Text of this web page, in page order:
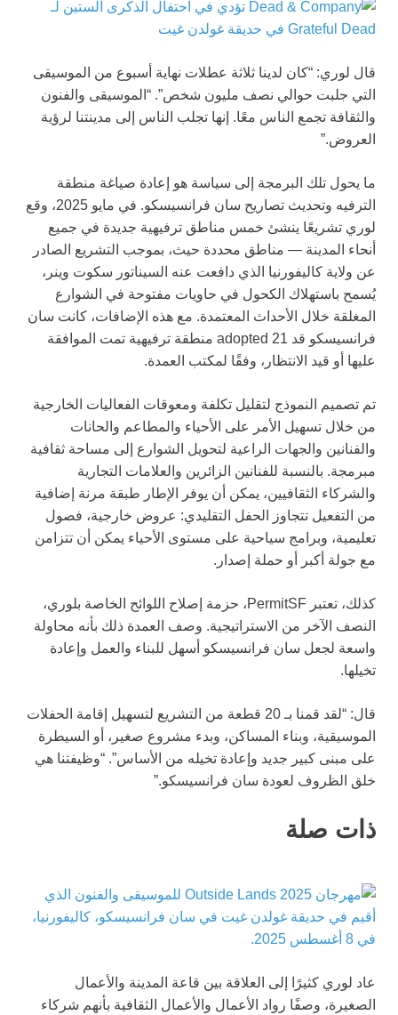
قال لوري: “كان لدينا ثلاثة عطلات نهاية أسبوع من الموسيقى
التي جلبت حوالي نصف مليون شخص”. “الموسيقى والفنون
والثقافة تجمع الناس معًا. إنها تجلب الناس إلى مدينتنا لرؤية
العروض.”
ما يحول تلك البرمجة إلى سياسة هو إعادة صياغة منطقة
الترفيه وتحديث تصاريح سان فرانسيسكو. في مايو 2025، وقع
لوري تشريعًا ينشئ خمس مناطق ترفيهية جديدة في جميع
أنحاء المدينة — مناطق محددة حيث، بموجب التشريع الصادر
عن ولاية كاليفورنيا الذي دافعت عنه السيناتور سكوت وينر،
يُسمح باستهلاك الكحول في حاويات مفتوحة في الشوارع
المغلقة خلال الأحداث المعتمدة. مع هذه الإضافات، كانت سان
فرانسيسكو قد adopted 21 منطقة ترفيهية تمت الموافقة
عليها أو قيد الانتظار، وفقًا لمكتب العمدة.
تم تصميم النموذج لتقليل تكلفة ومعوقات الفعاليات الخارجية
من خلال تسهيل الأمر على الأحياء والمطاعم والحانات
والفنانين والجهات الراعية لتحويل الشوارع إلى مساحة ثقافية
مبرمجة. بالنسبة للفنانين الزائرين والعلامات التجارية
والشركاء الثقافيين، يمكن أن يوفر الإطار طبقة مرنة إضافية
من التفعيل تتجاوز الحفل التقليدي: عروض خارجية، فصول
تعليمية، وبرامج سياحية على مستوى الأحياء يمكن أن تتزامن
مع جولة أكبر أو حملة إصدار.
كذلك، تعتبر PermitSF، حزمة إصلاح اللوائح الخاصة بلوري،
النصف الآخر من الاستراتيجية. وصف العمدة ذلك بأنه محاولة
واسعة لجعل سان فرانسيسكو أسهل للبناء والعمل وإعادة
تخيلها.
قال: “لقد قمنا بـ 20 قطعة من التشريع لتسهيل إقامة الحفلات
الموسيقية، وبناء المساكن، وبدء مشروع صغير، أو السيطرة
على مبنى كبير جديد وإعادة تخيله من الأساس”. “وظيفتنا هي
خلق الظروف لعودة سان فرانسيسكو.”
ذات صلة
عاد لوري كثيرًا إلى العلاقة بين قاعة المدينة والأعمال
الصغيرة، وصفًا رواد الأعمال والأعمال الثقافية بأنهم شركاء